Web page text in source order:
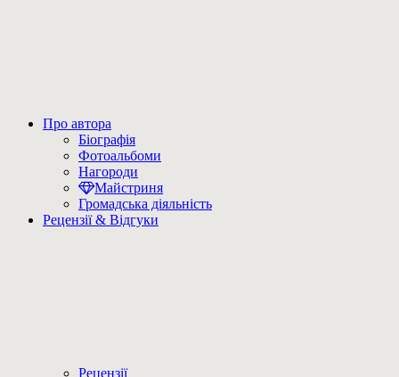
Про автора
Біографія
Фотоальбоми
Нагороди
Майстриня
Громадська діяльність
Рецензії & Відгуки
Рецензії